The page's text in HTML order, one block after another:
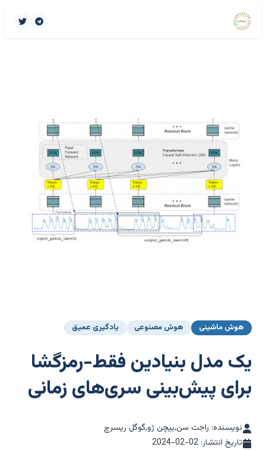
هوش ماشینی هوش مصنوعی یادگیری عمیق
یک مدل بنیادین فقط-رمزگشا
برای پیش‌بینی سری‌های زمانی
نویسنده: راجت سن,ییچن ژو,گوگل ریسرچ
تاریخ انتشار: 2024-02-02